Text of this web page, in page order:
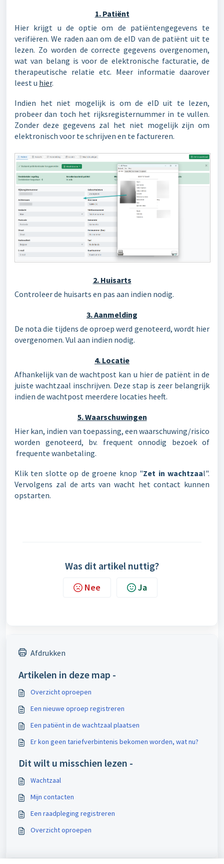
1. Patiënt
Hier krijgt u de optie om de patiëntengegevens te
verifiëren. We raden aan om de eID van de patiënt uit te
lezen. Zo worden de correcte gegevens overgenomen,
wat van belang is voor de elektronische facturatie, de
therapeutische relatie etc. Meer informatie daarover
leest u hier.
Indien het niet mogelijk is om de eID uit te lezen,
probeer dan toch het rijksregisternummer in te vullen.
Zonder deze gegevens zal het niet mogelijk zijn om
elektronisch voor te schrijven en te factureren.
2. Huisarts
Controleer de huisarts en pas aan indien nodig.
3. Aanmelding
De nota die tijdens de oproep werd genoteerd, wordt hier
overgenomen. Vul aan indien nodig.
4. Locatie
Afhankelijk van de wachtpost kan u hier de patiënt in de
juiste wachtzaal inschrijven. Deze stap is zeer belangrijk
indien de wachtpost meerdere locaties heeft.
5. Waarschuwingen
Hier kan, indien van toepassing, een waarschuwing/risico
worden genoteerd, bv. frequent onnodig bezoek of
frequente wanbetaling.
Klik ten slotte op de groene knop "Zet in wachtzaal".
Vervolgens zal de arts van wacht het contact kunnen
opstarten.
Was dit artikel nuttig?
Nee Ja
Afdrukken
Artikelen in deze map -
Overzicht oproepen
Een nieuwe oproep registreren
Een patiënt in de wachtzaal plaatsen
Er kon geen tariefverbintenis bekomen worden, wat nu?
Dit wilt u misschien lezen -
Wachtzaal
Mijn contacten
Een raadpleging registreren
Overzicht oproepen